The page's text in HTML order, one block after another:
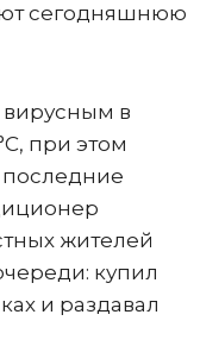
сегодняшнюю
вирусным в
при этом
последние
жителей
купил
и раздавал